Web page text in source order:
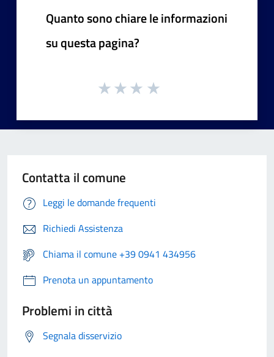
Quanto sono chiare le informazioni
su questa pagina?
Contatta il comune
Leggi le domande frequenti
Richiedi Assistenza
Chiama il comune +39 0941 434956
Prenota un appuntamento
Problemi in città
Segnala disservizio